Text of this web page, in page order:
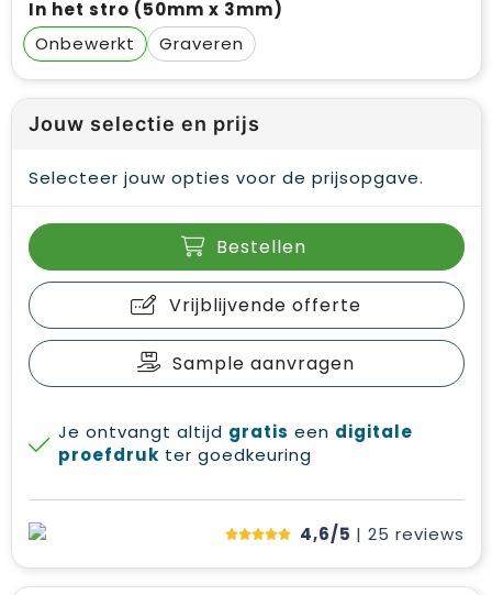
In het stro (50mm x 3mm)
Onbewerkt
Graveren
Jouw selectie en prijs
Selecteer jouw opties voor de prijsopgave.
Bestellen
Vrijblijvende offerte
Sample aanvragen
Je ontvangt altijd gratis een digitale
proefdruk ter goedkeuring
4,6/5 | 25 reviews